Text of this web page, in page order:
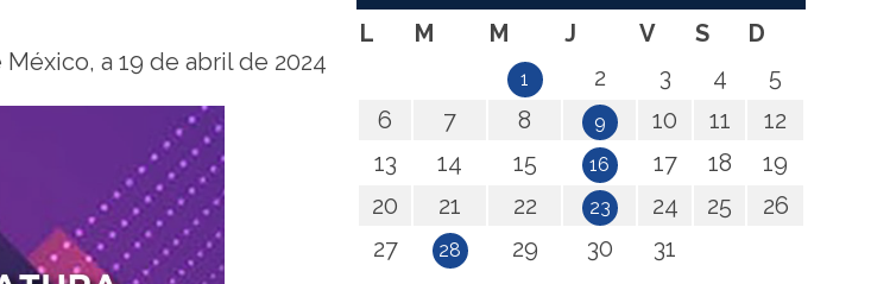
a 19 de abril de 2024
L
M M J V S D
1 2 3 4
5
6
7 8 9 10 11
12
13
14 15 16 17 18
19
20
21 22 23 24 25
26
27
28 29 30 31